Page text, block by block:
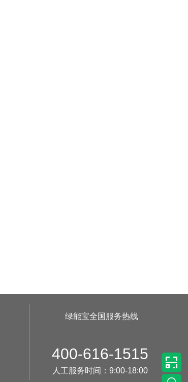
绿能宝全国服务热线
400-616-1515
人工服务时间：9:00-18:00